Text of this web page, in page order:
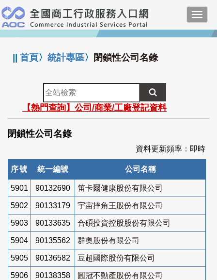
跳
到
主
要
:::
||首頁〉統計專區〉 閉鎖性公司名錄
全
站
檢
索
【熱門查詢】公司/商業/工廠登記資料
閉鎖性公司名錄
資料更新頻率：即時
序號 統一編號 公司名稱
5901 90132690 笛卡爾健康股份有限公司
5902 90133179 宇宙摔角王股份有限公司
5903 90133635 合碩投資控股股份有限公司
5904 90135562 群奧股份有限公司
5905 90136582 豆超國際股份有限公司
5906 90138358 圓冠不動產股份有限公司